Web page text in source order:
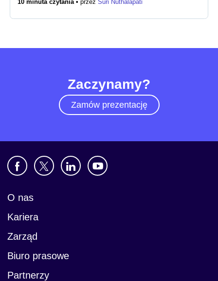
10 minuta czytania • przez Suri Nuthalapati
Zaczynamy?
Zamów prezentację
O nas
Kariera
Zarząd
Biuro prasowe
Partnerzy